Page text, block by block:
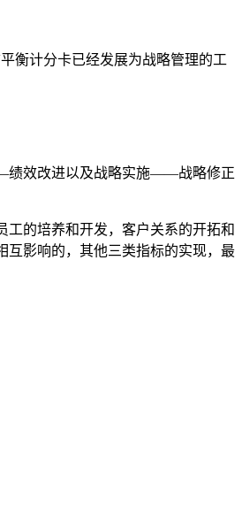
衡计分卡已经发展为战略管理的工
绩效改进以及战略实施——战略修正
的培养和开发，客户关系的开拓和
互影响的，其他三类指标的实现，最